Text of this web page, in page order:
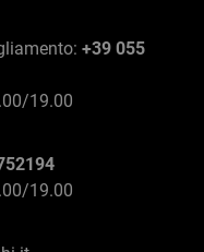
+39 055
19.00
19.00